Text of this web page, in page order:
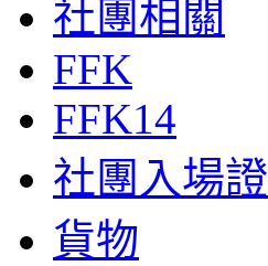
社團相關
FFK
FFK14
社團入場證
貨物